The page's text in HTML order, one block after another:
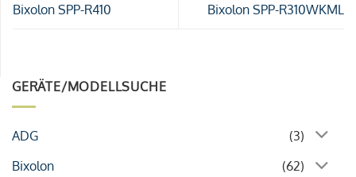
GERÄTE/MODELLSUCHE
ADG
(3)
Bixolon
(62)
Bixolon SPP-R410 Bixolon SPP-R310WKML